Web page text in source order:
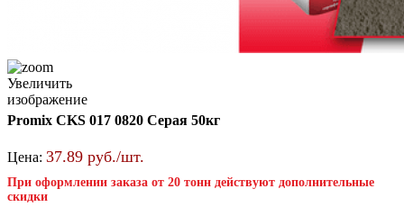
Увеличить
изображение
Promix CKS 017 0820 Серая 50кг
Цена: 37.89 руб./шт.
При оформлении заказа от 20 тонн действуют дополнительные
скидки